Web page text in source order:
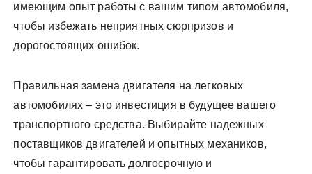
имеющим опыт работы с вашим типом автомобиля,
чтобы избежать неприятных сюрпризов и
дорогостоящих ошибок.
Правильная замена двигателя на легковых
автомобилях – это инвестиция в будущее вашего
транспортного средства. Выбирайте надежных
поставщиков двигателей и опытных механиков,
чтобы гарантировать долгосрочную и